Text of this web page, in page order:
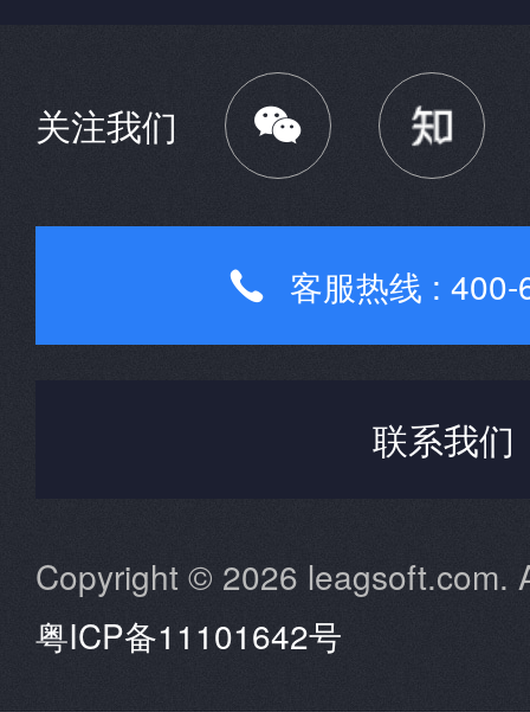
关注我们 
 客服热线 :
联系我们
Copyright © 2026 leagsoft.com.
粤ICP备11101642号